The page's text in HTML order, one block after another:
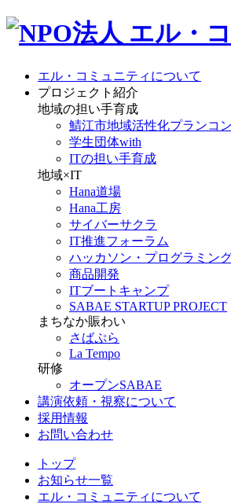
エル・コミュニティについて
プロジェクト紹介
地域の担い手育成
鯖江市地域活性化プランコ
学生団体with
ITの担い手育成
地域×IT
Hana道場
Hana工房
サイバーサクラ
IT推進フォーラム
ハッカソン・プログラミン
商品開発
ITブートキャンプ
SABAE STARTUP PROJECT
まちなか賑わい
さばぷら
La Tempo
研修
オープンSABAE
講演依頼・視察について
採用情報
お問い合わせ
トップ
お知らせ一覧
エル・コミュニティについて